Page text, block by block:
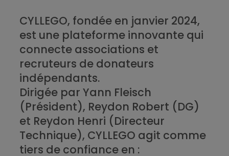
CYLLEGO, fondée en janvier 2024,
est une plateforme innovante qui
connecte associations et
recruteurs de donateurs
indépendants.
Dirigée par Yann Fleisch
(Président), Reydon Robert (DG)
et Reydon Henri (Directeur
Technique), CYLLEGO agit comme
tiers de confiance en :